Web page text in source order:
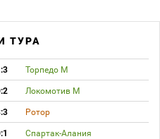
ТУРА
Торпедо М
Локомотив М
Ротор
Спартак-Алания